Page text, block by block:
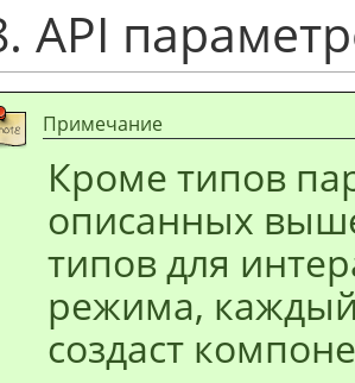
API
Примечание
Кроме типов
описанных
типов для
режима,
создаст